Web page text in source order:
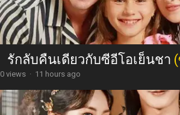
รักลับคืนเดียวกับซีอีโอเย็นชา
0 views · 11 hours ago